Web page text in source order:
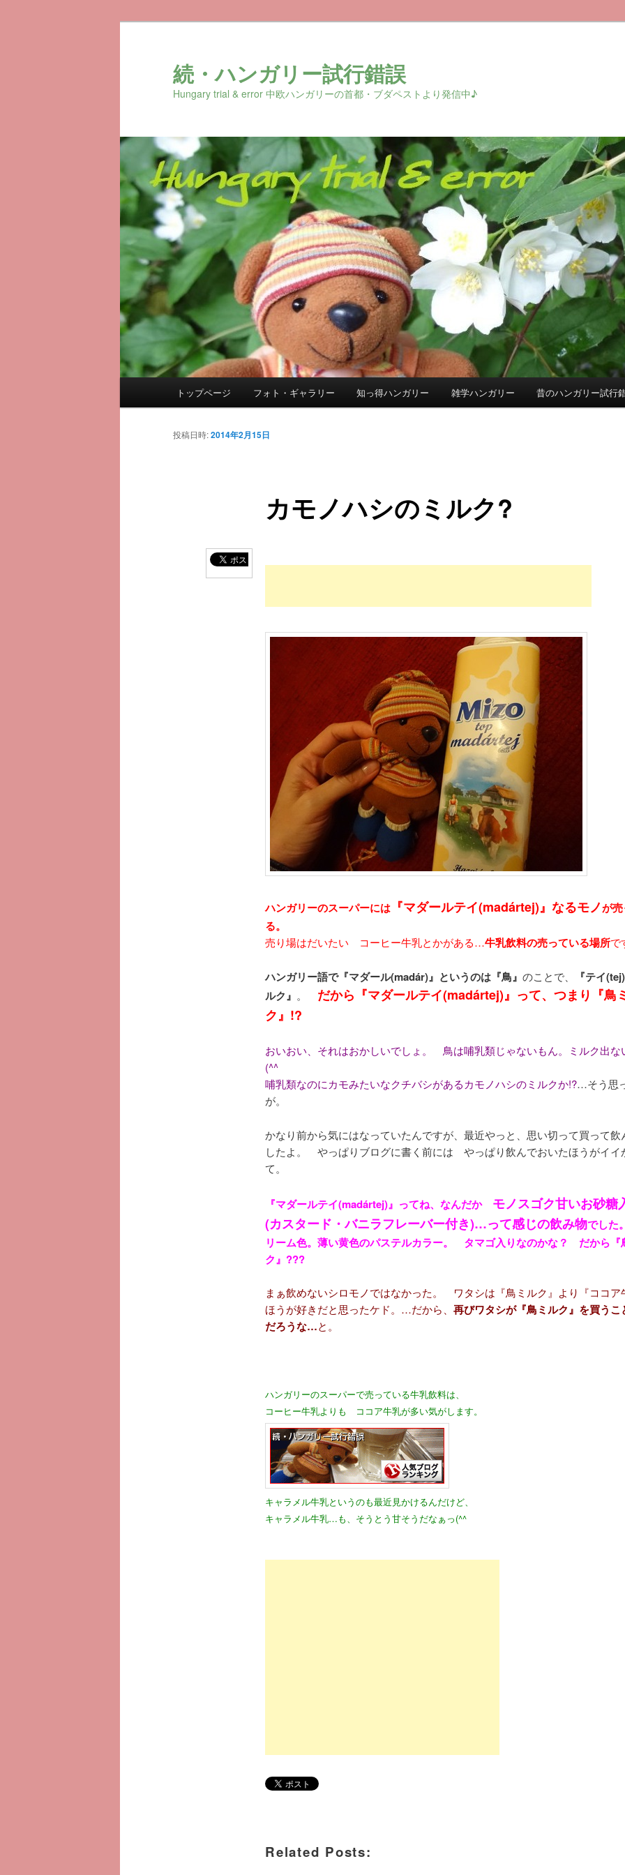
続・ハンガリー試行錯誤
Hungary trial & error 中欧ハンガリーの首都・ブダペストより発信中♪
メ
イ
トップページ フォト・ギャラリー 知っ得ハンガリー 雑学ハンガリー 昔のハンガリー試行
カモノハシのミルク?
投稿日時:2014年2月15日
ハンガリーのスーパーには『マダールテイ(madártej)』なるモノが
る。
売り場はだいたい コーヒー牛乳とかがある…牛乳飲料の売っている場所で
ハンガリー語で『マダール(madár)』というのは『鳥』 のことで、
『テイ
ルク』 。 だから『マダールテイ(madártej)』って、つまり『鳥
ク』!?
おいおい、それはおかしいでしょ。 鳥は哺乳類じゃないもん。ミルク出な
(^^ゞ
哺乳類なのにカモみたいなクチバシがあるカモノハシのミルクか!?…そう思
が。
かなり前から気にはなっていたんですが、最近やっと、思い切って買って飲
したよ。 やっぱりブログに書く前には やっぱり飲んでおいたほうがイイ
て。
『マダールテイ(madártej)』ってね、なんだか モノスゴク甘いお砂糖
(カスタード・バニラフレーバー付き)…って感じの飲み物でした
リーム色。薄い黄色のパステルカラー。 タマゴ入りなのかな？ だから『
ク』???
まぁ飲めないシロモノではなかった。 ワタシは『鳥ミルク』より『ココア
ほうが好きだと思ったケド。…だから、 再びワタシが『鳥ミルク』を買うこ
だろうな…と。
ハンガリーのスーパーで売っている牛乳飲料は、
コーヒー牛乳よりも ココア牛乳が多い気がします。
キャラメル牛乳というのも最近見かけるんだけど、
キャラメル牛乳…も、そうとう甘そうだなぁっ(^^ゞ
Related Posts: